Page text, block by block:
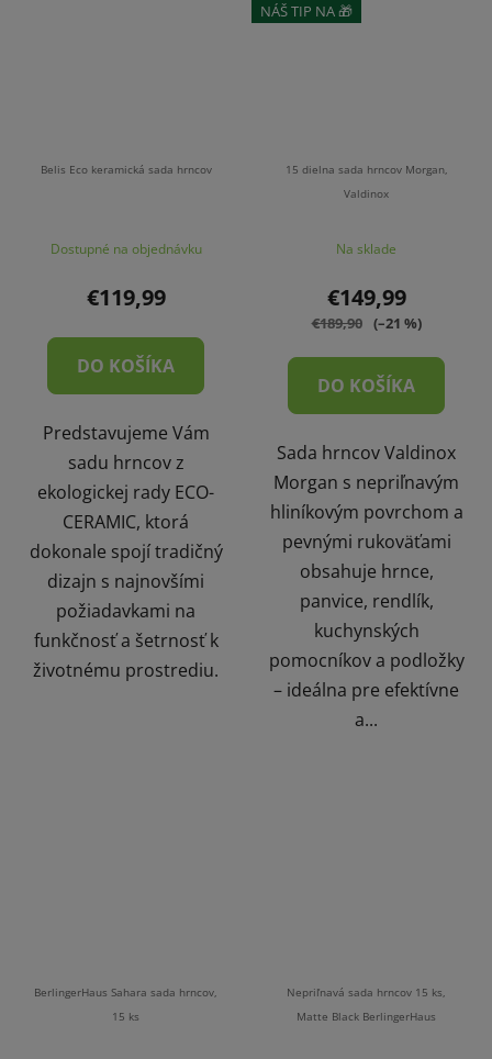
Belis Eco keramická sada hrncov
Dostupné na objednávku
€119,99
DO KOŠÍKA
Predstavujeme Vám
sadu hrncov z
ekologickej rady ECO-
CERAMIC, ktorá
dokonale spojí tradičný
dizajn s najnovšími
požiadavkami na
funkčnosť a šetrnosť k
životnému prostrediu.
NÁŠ TIP NA 🎁
15 dielna sada hrncov Morgan,
Valdinox
Na sklade
€149,99
€189,90 (–21 %)
DO KOŠÍKA
Sada hrncov Valdinox
Morgan s nepriľnavým
hliníkovým povrchom a
pevnými rukoväťami
obsahuje hrnce,
panvice, rendlík,
kuchynských
pomocníkov a podložky
– ideálna pre efektívne
a...
BerlingerHaus Sahara sada hrncov,
15 ks
Nepriľnavá sada hrncov 15 ks,
Matte Black BerlingerHaus